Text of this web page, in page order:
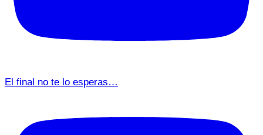
El final no te lo esperas…